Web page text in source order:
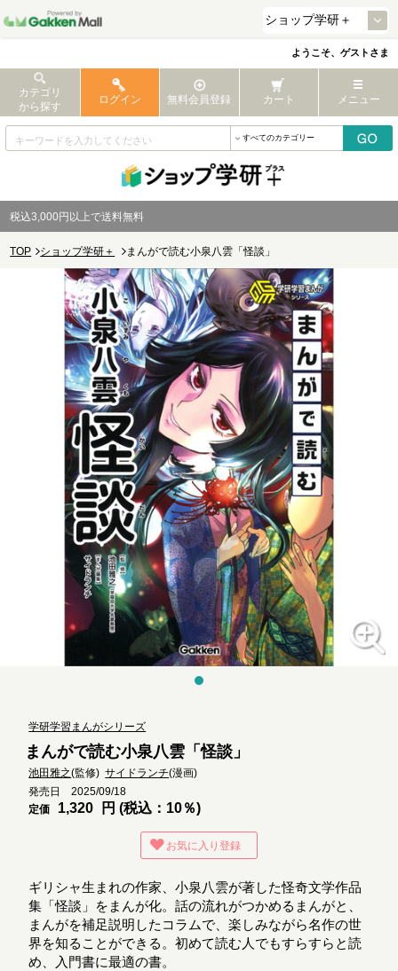
ようこそ、ゲストさま
カテゴリ
から探す
ログイン 無料会員登録 カート メニュー
税込3,000円以上で送料無料
TOP ショップ学研＋ まんがで読む小泉八雲「怪談」
学研学習まんがシリーズ
まんがで読む小泉八雲「怪談」
池田雅之(監修)サイドランチ(漫画)
発売日 2025/09/18
定価
1,320 円 (税込：10％)
お気に入り登録
ギリシャ生まれの作家、小泉八雲が著した怪奇文学作品
集「怪談」をまんが化。話の流れがつかめるまんがと、
まんがを補足説明したコラムで、楽しみながら名作の世
界を知ることができる。初めて読む人でもすらすらと読
め、入門書に最適の書。